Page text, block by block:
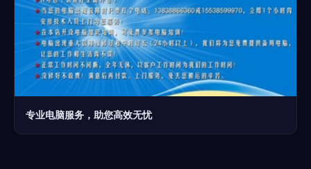
专业电脑服务，助您高效无忧